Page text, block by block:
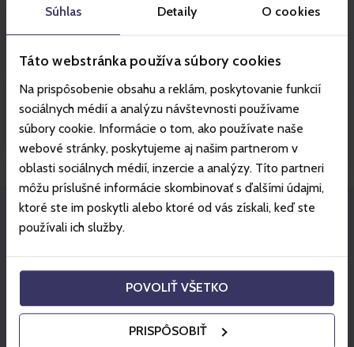
Súhlas Detaily O cookies
Táto webstránka používa súbory cookies
Na prispôsobenie obsahu a reklám, poskytovanie funkcií
sociálnych médií a analýzu návštevnosti používame
súbory cookie. Informácie o tom, ako používate naše
webové stránky, poskytujeme aj našim partnerom v
oblasti sociálnych médií, inzercie a analýzy. Títo partneri
môžu príslušné informácie skombinovať s ďalšími údajmi,
ktoré ste im poskytli alebo ktoré od vás získali, keď ste
používali ich služby.
POVOLIŤ VŠETKO
PRISPÔSOBIŤ
Skiing statistics
Get up to 10% goX cashback when booking
accommodation online
Registration